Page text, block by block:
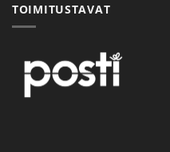
TOIMITUSTAVAT